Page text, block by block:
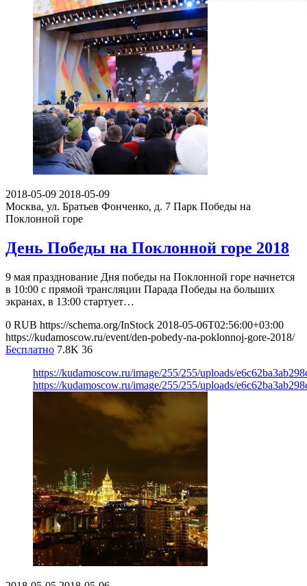
2018-05-09 2018-05-09
Москва, ул. Братьев Фонченко, д. 7 Парк Победы на
Поклонной горе
День Победы на Поклонной горе 2018
9 мая празднование Дня победы на Поклонной горе начнется
в 10:00 с прямой трансляции Парада Победы на больших
экранах, в 13:00 стартует…
0 RUB https://schema.org/InStock 2018-05-06T02:56:00+03:00
https://kudamoscow.ru/event/den-pobedy-na-poklonnoj-gore-2018/
Бесплатно 7.8K 36
https://kudamoscow.ru/image/255/255/uploads/
https://kudamoscow.ru/image/255/255/uploads/